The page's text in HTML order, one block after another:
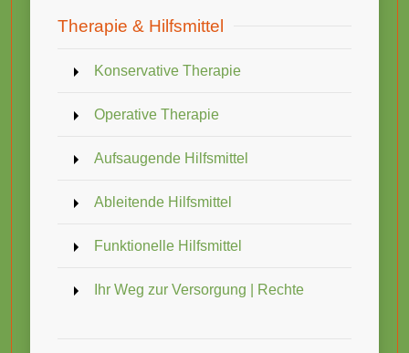
Therapie & Hilfsmittel
Konservative Therapie
Operative Therapie
Aufsaugende Hilfsmittel
Ableitende Hilfsmittel
Funktionelle Hilfsmittel
Ihr Weg zur Versorgung | Rechte